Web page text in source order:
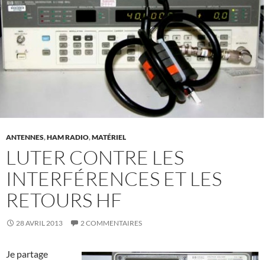
ANTENNES,HAM RADIO,MATÉRIEL
LUTER CONTRE LES
INTERFÉRENCES ET LES
RETOURS HF
28 AVRIL 2013 2 COMMENTAIRES
Je partage